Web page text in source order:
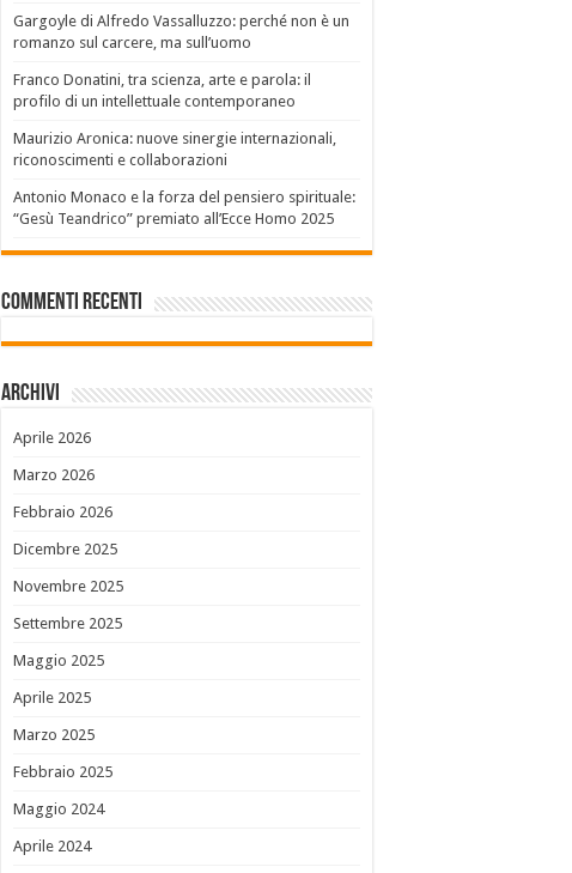
Gargoyle di Alfredo Vassalluzzo: perché non è un
romanzo sul carcere, ma sull’uomo
Franco Donatini, tra scienza, arte e parola: il
profilo di un intellettuale contemporaneo
Maurizio Aronica: nuove sinergie internazionali,
riconoscimenti e collaborazioni
Antonio Monaco e la forza del pensiero spirituale:
“Gesù Teandrico” premiato all’Ecce Homo 2025
Commenti recenti
Archivi
Aprile 2026
Marzo 2026
Febbraio 2026
Dicembre 2025
Novembre 2025
Settembre 2025
Maggio 2025
Aprile 2025
Marzo 2025
Febbraio 2025
Maggio 2024
Aprile 2024